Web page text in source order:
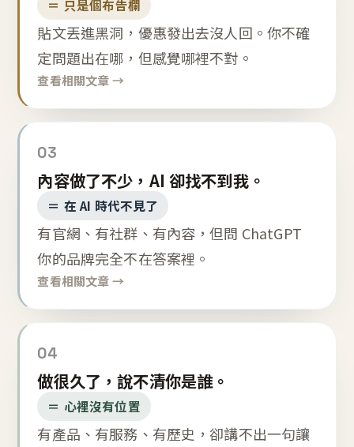
＝ 只是個布告欄
貼文丟進黑洞，優惠發出去沒人回。你不確
定問題出在哪，但感覺哪裡不對。
查看相關文章 →
03
內容做了不少，AI 卻找不到我。
＝ 在 AI 時代不見了
有官網、有社群、有內容，但問 ChatGPT
你的品牌完全不在答案裡。
查看相關文章 →
04
做很久了，說不清你是誰。
＝ 心裡沒有位置
有產品、有服務、有歷史，卻講不出一句讓